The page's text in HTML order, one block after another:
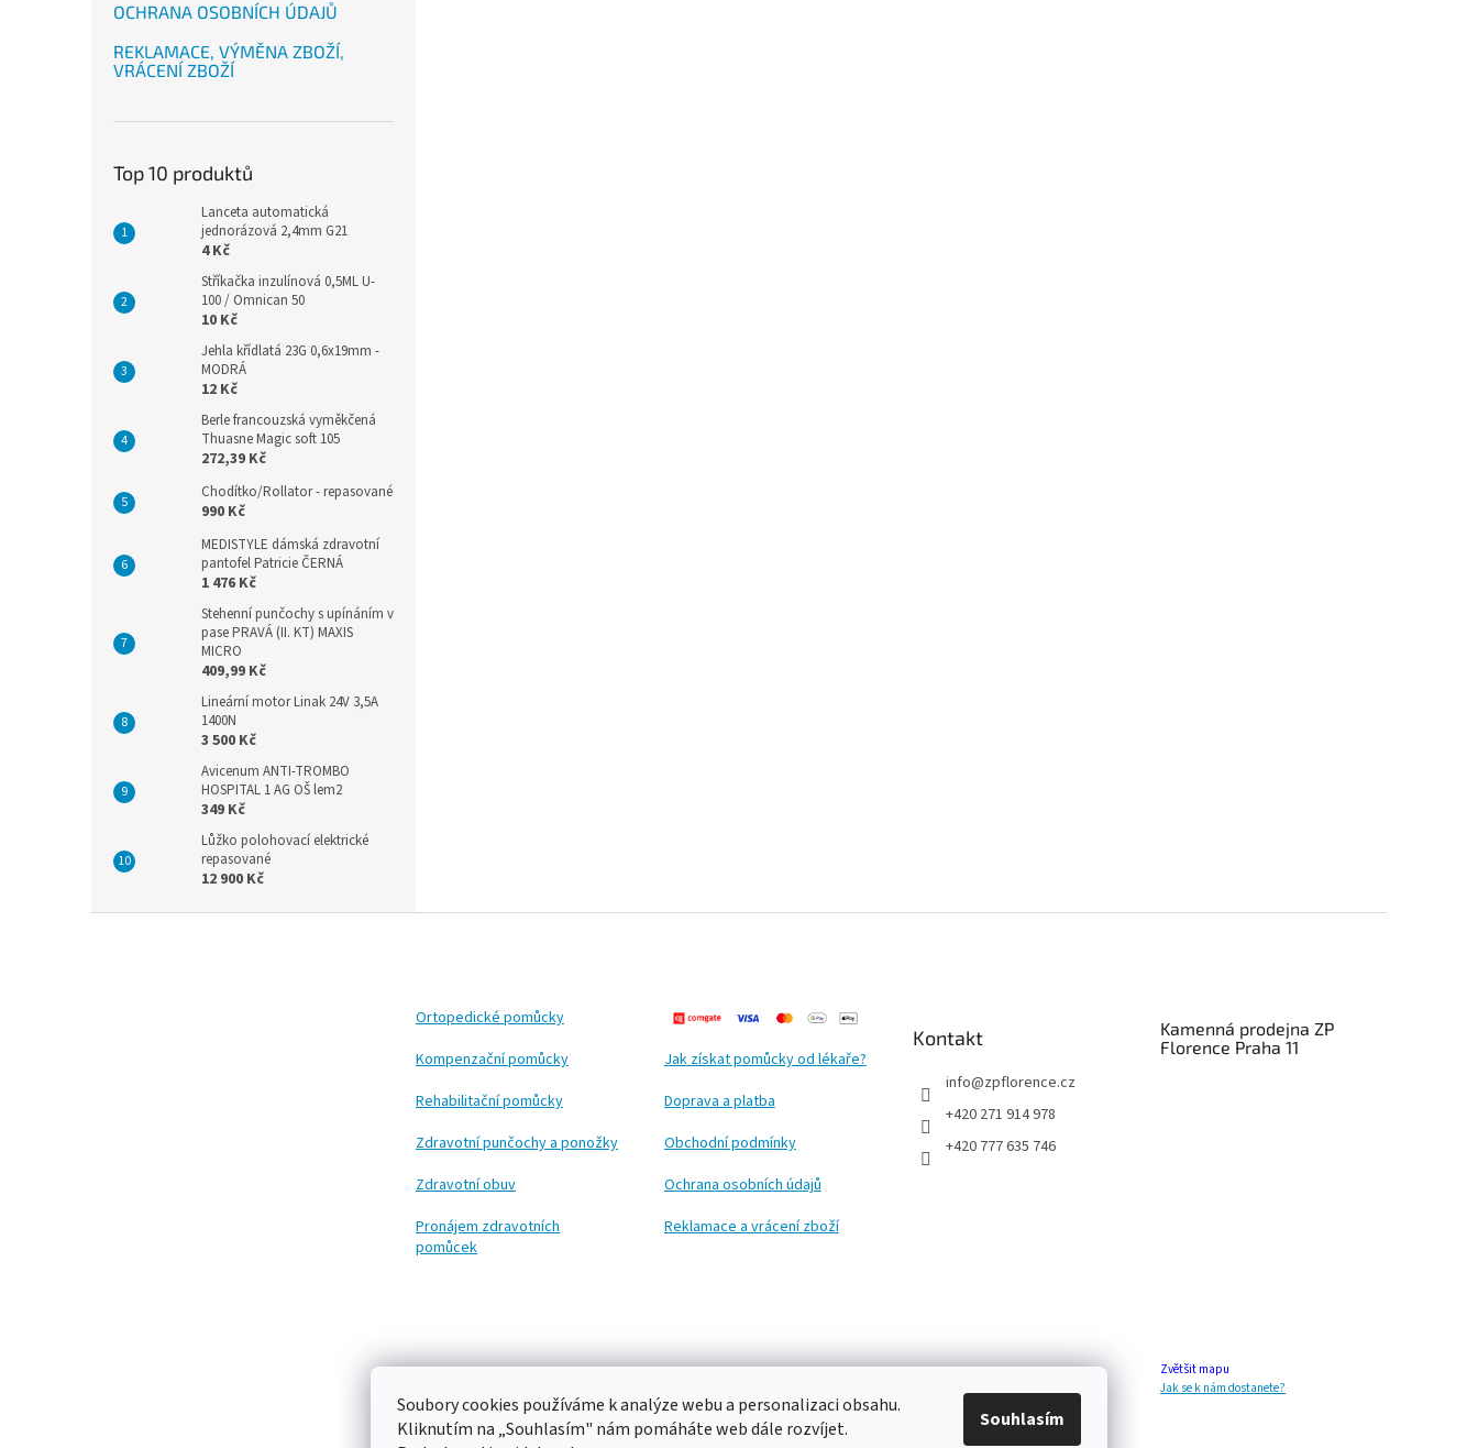
Soubory cookies používáme k analýze webu a personalizaci obsahu.
Kliknutím na „Souhlasím" nám pomáháte web dále rozvíjet.
Souhlasím
OCHRANA OSOBNÍCH ÚDAJŮ
REKLAMACE, VÝMĚNA ZBOŽÍ,
VRÁCENÍ ZBOŽÍ
Top 10 produktů
Lanceta automatická
jednorázová 2,4mm G21
4 Kč
Stříkačka inzulínová 0,5ML U-
100 / Omnican 50
10 Kč
Jehla křídlatá 23G 0,6x19mm -
MODRÁ
12 Kč
Berle francouzská vyměkčená
Thuasne Magic soft 105
272,39 Kč
Chodítko/Rollator - repasované
990 Kč
MEDISTYLE dámská zdravotní
pantofel Patricie ČERNÁ
1 476 Kč
Stehenní punčochy s upínáním v
pase PRAVÁ (II. KT) MAXIS
MICRO
409,99 Kč
Lineární motor Linak 24V 3,5A
1400N
3 500 Kč
Avicenum ANTI-TROMBO
HOSPITAL 1 AG OŠ lem2
349 Kč
Lůžko polohovací elektrické
repasované
12 900 Kč
Ortopedické pomůcky
Kompenzační pomůcky
Rehabilitační pomůcky
Zdravotní punčochy a ponožky
Zdravotní obuv
Pronájem zdravotních
pomůcek
Jak získat pomůcky od lékaře?
Doprava a platba
Obchodní podmínky
Ochrana osobních údajů
Reklamace a vrácení zboží
Kontakt
info@zpflorence.cz
+420 271 914 978
+420 777 635 746
Kamenná prodejna ZP
Florence Praha 11
Zvětšit mapu
Jak se k nám dostanete?